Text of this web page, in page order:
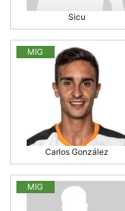
Sicu
MIG
Carlos González
MIG